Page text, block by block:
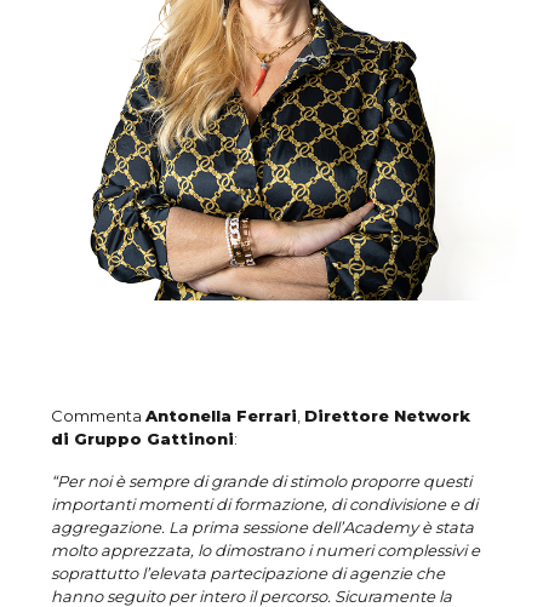
CommentaAntonella Ferrari Direttore Network
di Gruppo Gattinoni:
“Per noi è sempre di grande di stimolo proporre questi
importanti momenti di formazione, di condivisione e di
aggregazione. La prima sessione dell’Academy è stata
molto apprezzata, lo dimostrano i numeri complessivi e
soprattutto l’elevata partecipazione di agenzie che
hanno seguito per intero il percorso. Sicuramente la